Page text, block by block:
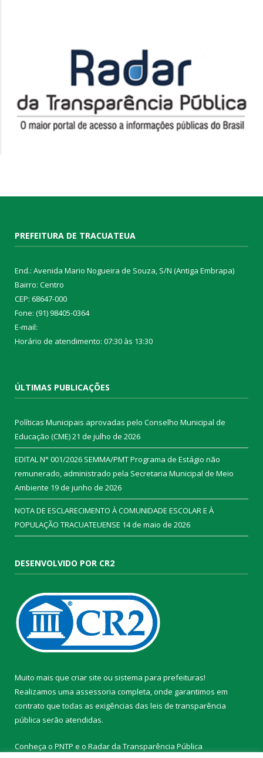
PREFEITURA DE TRACUATEUA
End.: Avenida Mario Nogueira de Souza, S/N (Antiga Embrapa)
Bairro: Centro
CEP: 68647-000
Fone: (91) 98405-0364
E-mail:
Horário de atendimento: 07:30 às 13:30
ÚLTIMAS PUBLICAÇÕES
Políticas Municipais aprovadas pelo Conselho Municipal de
Educação (CME)21 de julho de 2026
EDITAL N° 001/2026 SEMMA/PMT Programa de Estágio não
remunerado, administrado pela Secretaria Municipal de Meio
Ambiente 19 de junho de 2026
NOTA DE ESCLARECIMENTO À COMUNIDADE ESCOLAR E À
POPULAÇÃO TRACUATEUENSE 14 de maio de 2026
DESENVOLVIDO POR CR2
Muito mais que criar site ou sistema para prefeituras!
Realizamos uma assessoria completa, onde garantimos em
contrato que todas as exigências das leis de transparência
pública serão atendidas.
Conheça o PNTP e o Radar da Transparência Pública